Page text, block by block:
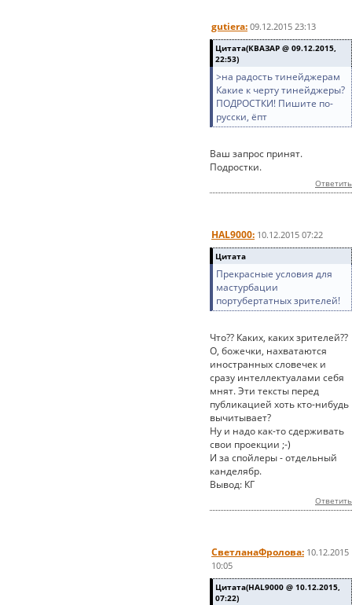
gutiera: 09.12.2015 23:13
Цитата(КВАЗАР @ 09.12.2015,
22:53)
>на радость тинейджерам
Какие к черту тинейджеры?
ПОДРОСТКИ! Пишите по-
русски, ёпт
Ваш запрос принят.
Подростки.
Ответить
HAL9000: 10.12.2015 07:22
Цитата
Прекрасные условия для
мастурбации
портубертатных зрителей!
Что?? Каких, каких зрителей??
О, божечки, нахватаются
иностранных словечек и
сразу интеллектуалами себя
мнят. Эти тексты перед
публикацией хоть кто-нибудь
вычитывает?
Ну и надо как-то сдерживать
свои проекции ;-)
И за спойлеры - отдельный
канделябр.
Вывод: КГ
Ответить
СветланаФролова: 10.12.2015
10:05
Цитата(HAL9000 @ 10.12.2015,
07:22)